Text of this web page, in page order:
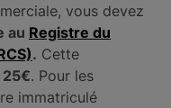
vous devez
au Registre du
. Cette
25€. Pour les
immatriculé